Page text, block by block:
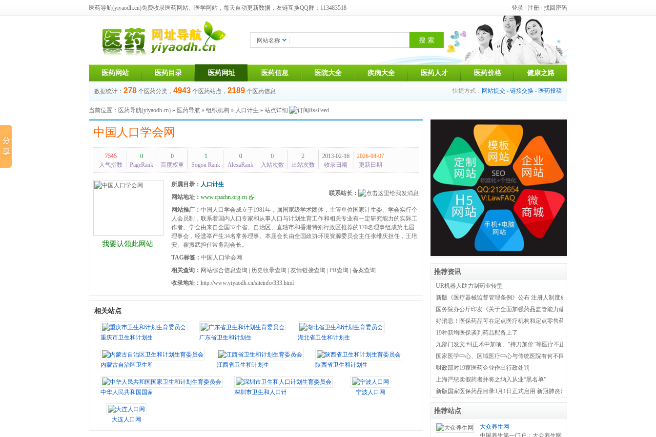
医药导航(yiyaodh.cn)免费收录医药网站、医学网站，每天自动更新数据，友链互换QQ群：113483518 登录 / 注册 / 找回密码
网站名称
医药网站 医药目录 医药网址 医药信息 医院大全 疾病大全 医药人才 医药价格 健康之路
数据统计： 278 个医药分类， 4943 个医药站点， 2189 个医药信息 快捷方式： 网站提交 - 链接交换 - 医药投稿
当前位置： 医药导航(yiyaodh.cn) » 医药导航 » 组织机构 » 人口计生 » 站点详细
中国人口学会网
7545
人气指数
0
PageRank
0
百度权重
1
Sogou Rank
0
AlexaRank
0
入站次数
2
出站次数
2013-02-16
收录日期
2026-08-07
更新日期
我要认领此网站
所属目录： 人口计生
联系站长：
网站地址： www.cpachn.org.cn
网站推广： 中国人口学会成立于1981年，属国家级学术团体，主管单位国家计生委。学会实行个
人会员制，联系着国内人口专家和从事人口与计划生育工作和相关专业有一定研究能力的实际工
作者。学会由来自全国32个省、自治区、直辖市和香港特别行政区推荐的170名理事组成第七届
理事会，经选举产生34名常务理事。本届会长由全国政协环境资源委员会主任张维庆担任，王培
安、翟振武担任常务副会长。
TAG标签： 中国人口学会网
相关查询： 网站综合信息查询 历史收录查询 友情链接查询 PR查询
备案查询
收录地址： http://www.yiyaodh.cn/siteinfo/333.html
相关站点
重庆市卫生和计划生育委员会 广东省卫生和计划生育委员会 湖北省卫生和计划生育委员会
内蒙古自治区卫生和计划生育委员会 江西省卫生和计划生育委员会 陕西省卫生和计划生育委员会
中华人民共和国国家卫生和计划生育委员会 深圳市卫生和人口计划生育委员会 宁波人口网
大连人口网
推荐资讯
UR机器人助力制药业转型
新版《医疗器械监督管理条例》公布 注册人制度成为新监管体系主线
国务院办公厅印发《关于全面加强药品监管能力建设的实施意见》
好消息！医保药品可在定点医疗机构和定点零售药店双通道购买
19种新增医保谈判药品配备上了
九部门发文:纠正术中加项、"持刀加价"等医疗不正之风
国家医学中心、区域医疗中心与传统医院有何不同？国家卫健委权威解答！
财政部对19家医药企业作出行政处罚
上海严惩卖假药者并将之纳入从业“黑名单”
新版国家医保药品目录3月1日正式启用 新冠肺炎治疗药品全部纳入医保
推荐站点
大众养生网
中国养生第一门户：大众养生网